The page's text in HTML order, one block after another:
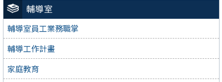
輔導室
輔導室員工業務職掌
輔導工作計畫
家庭教育